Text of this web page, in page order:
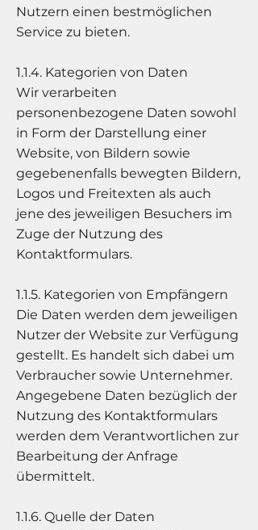
Nutzern einen bestmöglichen
Service zu bieten.
1.1.4. Kategorien von Daten
Wir verarbeiten
personenbezogene Daten sowohl
in Form der Darstellung einer
Website, von Bildern sowie
gegebenenfalls bewegten Bildern,
Logos und Freitexten als auch
jene des jeweiligen Besuchers im
Zuge der Nutzung des
Kontaktformulars.
1.1.5. Kategorien von Empfängern
Die Daten werden dem jeweiligen
Nutzer der Website zur Verfügung
gestellt. Es handelt sich dabei um
Verbraucher sowie Unternehmer.
Angegebene Daten bezüglich der
Nutzung des Kontaktformulars
werden dem Verantwortlichen zur
Bearbeitung der Anfrage
übermittelt.
1.1.6. Quelle der Daten